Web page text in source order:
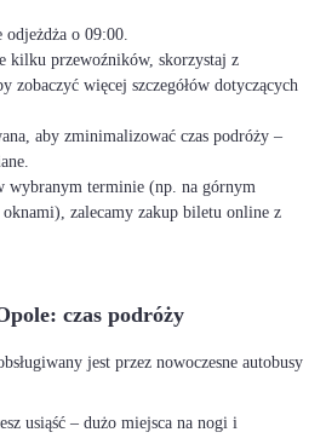
o 09:00.
kilku przewoźników, skorzystaj z
zobaczyć więcej szczegółów dotyczących
aby zminimalizować czas podróży –
wybranym terminie (np. na górnym
zalecamy zakup biletu online z
czas podróży
jest przez nowoczesne autobusy
usiąść – dużo miejsca na nogi i